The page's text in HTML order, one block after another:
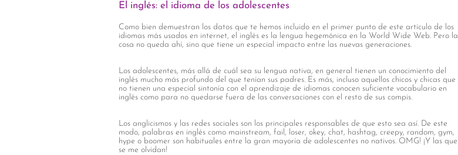
El inglés: el idioma de los adolescentes
Como bien demuestran los datos que te hemos incluido en el primer punto de este artículo de los
idiomas más usados en internet, el inglés es la lengua hegemónica en la World Wide Web. Pero la
cosa no queda ahí, sino que tiene un especial impacto entre las nuevas generaciones.
Los adolescentes, más allá de cuál sea su lengua nativa, en general tienen un conocimiento del
inglés mucho más profundo del que tenían sus padres. Es más, incluso aquellos chicos y chicas que
no tienen una especial sintonía con el aprendizaje de idiomas conocen suficiente vocabulario en
inglés como para no quedarse fuera de las conversaciones con el resto de sus compis.
Los anglicismos y las redes sociales son los principales responsables de que esto sea así. De este
modo, palabras en inglés como mainstream, fail, loser, okey, chat, hashtag, creepy, random, gym,
hype o boomer son habituales entre la gran mayoría de adolescentes no nativos. OMG! ¡Y las que
se me olvidan!